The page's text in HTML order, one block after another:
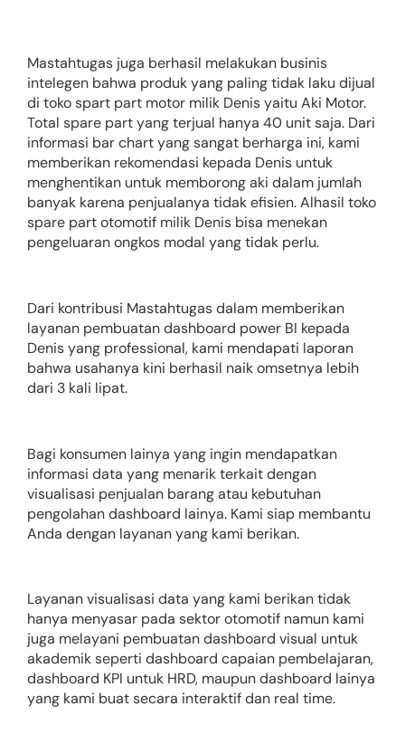
Mastahtugas juga berhasil melakukan businis
intelegen bahwa produk yang paling tidak laku dijual
di toko spart part motor milik Denis yaitu Aki Motor.
Total spare part yang terjual hanya 40 unit saja. Dari
informasi bar chart yang sangat berharga ini, kami
memberikan rekomendasi kepada Denis untuk
menghentikan untuk memborong aki dalam jumlah
banyak karena penjualanya tidak efisien. Alhasil toko
spare part otomotif milik Denis bisa menekan
pengeluaran ongkos modal yang tidak perlu.
Dari kontribusi Mastahtugas dalam memberikan
layanan pembuatan dashboard power BI kepada
Denis yang professional, kami mendapati laporan
bahwa usahanya kini berhasil naik omsetnya lebih
dari 3 kali lipat.
Bagi konsumen lainya yang ingin mendapatkan
informasi data yang menarik terkait dengan
visualisasi penjualan barang atau kebutuhan
pengolahan dashboard lainya. Kami siap membantu
Anda dengan layanan yang kami berikan.
Layanan visualisasi data yang kami berikan tidak
hanya menyasar pada sektor otomotif namun kami
juga melayani pembuatan dashboard visual untuk
akademik seperti dashboard capaian pembelajaran,
dashboard KPI untuk HRD, maupun dashboard lainya
yang kami buat secara interaktif dan real time.